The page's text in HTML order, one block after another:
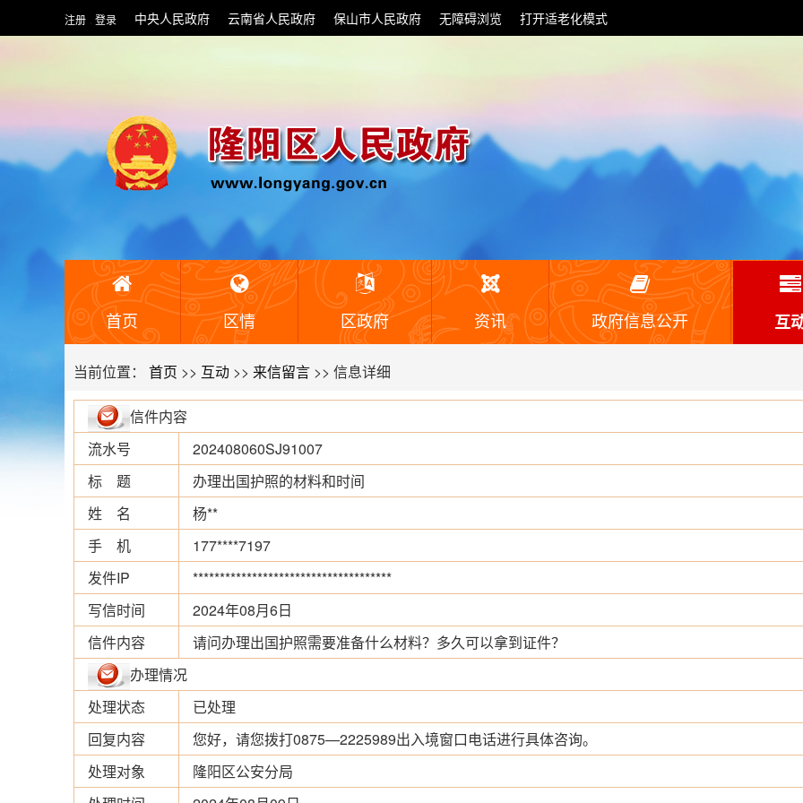
注册 | 登录 中央人民政府 云南省人民政府 保山市人民政府 无障碍浏览 打开适老化模式
首页 区情 区政府 资讯 政府信息公开 互
当前位置： 首页 >> 互动 >> 来信留言 >> 信息详细
信件内容
流水号
202408060SJ91007
标 题
办理出国护照的材料和时间
姓 名
杨**
手 机
177****7197
发件IP
*************************************
写信时间
2024年08月6日
信件内容
请问办理出国护照需要准备什么材料？多久可以拿到证件？
办理情况
处理状态
已处理
回复内容
您好，请您拨打0875—2225989出入境窗口电话进行具体咨询。
处理对象
隆阳区公安分局